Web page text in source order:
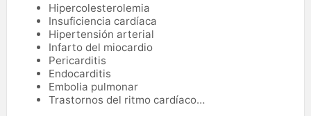
Hipercolesterolemia
Insuficiencia cardíaca
Hipertensión arterial
Infarto del miocardio
Pericarditis
Endocarditis
Embolia pulmonar
Trastornos del ritmo cardíaco…